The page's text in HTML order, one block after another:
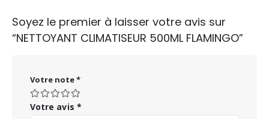
Soyez le premier à laisser votre avis sur
“NETTOYANT CLIMATISEUR 500ML FLAMINGO”
Votre note*
Votre avis *